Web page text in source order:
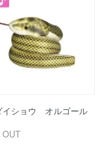
イショウ オルゴール
OUT